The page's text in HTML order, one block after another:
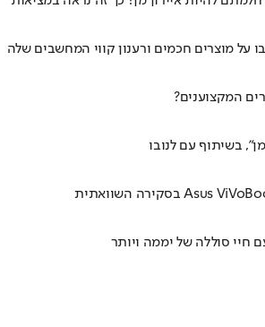
על מוצרים חכמים ורענון קווי המחשבים שלה
בשיתוף עם לנובו